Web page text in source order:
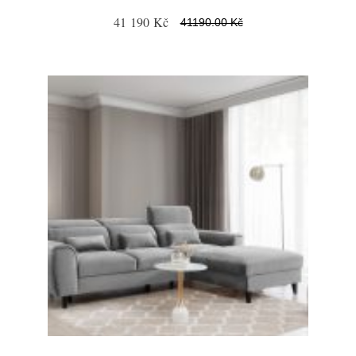
41 190 Kč 41190.00 Kč